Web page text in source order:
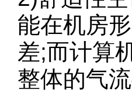
能在机房
差;而计算
整体的气